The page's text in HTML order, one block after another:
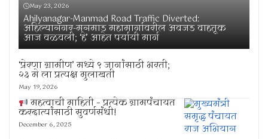
May 23, 2026
Ahilyanagar-Manmad Road Traffic Diverted:
अहिल्यानगर-मनमाड महामार्गावरील अवजड वाहतूक
आज वळवली; ‘हे’ आहेत पर्यायी मार्ग
‘प्रेरणा ग्रामीण’ मध्ये ९ जागांसाठी भरती;
२३ मे ला प्रत्यक्ष मुलाखती
May 19, 2026
महत्वाची माहिती – प्रत्येक ग्रामपंचायत
करदात्यांसाठी सुवर्णसंधी!
December 6, 2025